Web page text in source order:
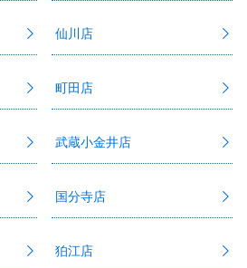
仙川店
町田店
武蔵小金井店
国分寺店
狛江店